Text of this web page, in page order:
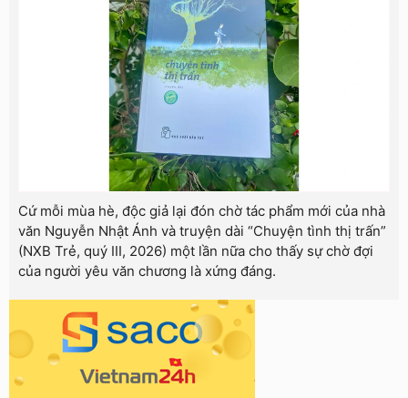
Cứ mỗi mùa hè, độc giả lại đón chờ tác phẩm mới của nhà
văn Nguyễn Nhật Ánh và truyện dài “Chuyện tình thị trấn”
(NXB Trẻ, quý III, 2026) một lần nữa cho thấy sự chờ đợi
của người yêu văn chương là xứng đáng.